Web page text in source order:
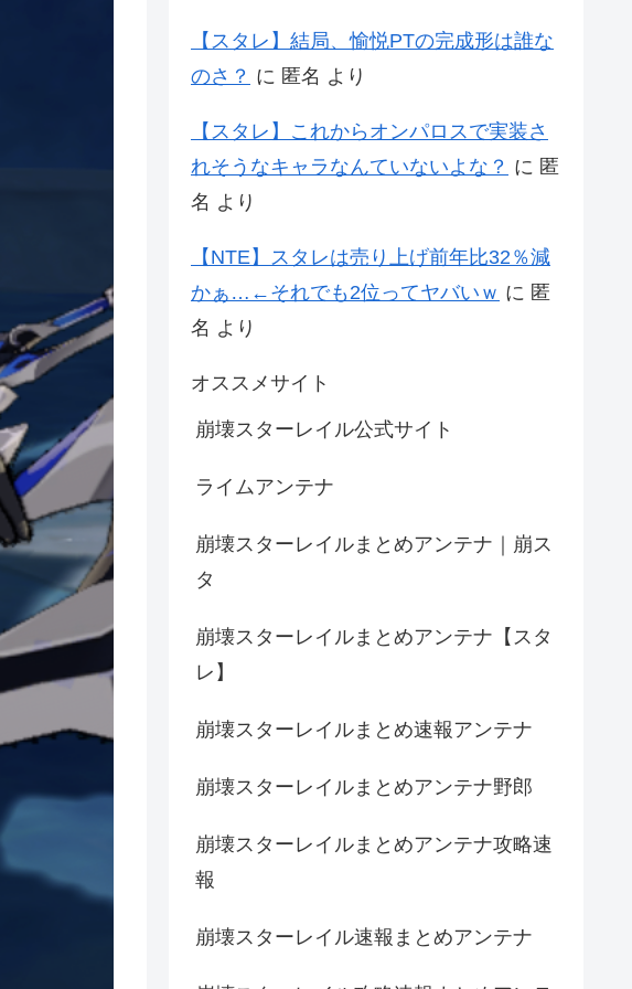
【スタレ】結局、愉悦PTの完成形は誰な
のさ？ に 匿名 より
【スタレ】これからオンパロスで実装さ
れそうなキャラなんていないよな？ に 匿
名 より
【NTE】スタレは売り上げ前年比32％減
かぁ…←それでも2位ってヤバいｗ に 匿
名 より
オススメサイト
崩壊スターレイル公式サイト
ライムアンテナ
崩壊スターレイルまとめアンテナ｜崩ス
タ
崩壊スターレイルまとめアンテナ【スタ
レ】
崩壊スターレイルまとめ速報アンテナ
崩壊スターレイルまとめアンテナ野郎
崩壊スターレイルまとめアンテナ攻略速
報
崩壊スターレイル速報まとめアンテナ